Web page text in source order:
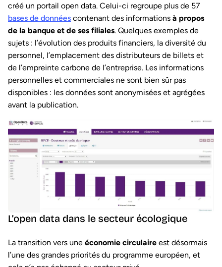
créé un portail open data. Celui-ci regroupe plus de 57
bases de données contenant des informations à propos
de la banque et de ses filiales. Quelques exemples de
sujets : l’évolution des produits financiers, la diversité du
personnel, l’emplacement des distributeurs de billets et
de l’empreinte carbone de l’entreprise. Les informations
personnelles et commerciales ne sont bien sûr pas
disponibles : les données sont anonymisées et agrégées
avant la publication.
L’open data dans le secteur écologique
La transition vers une économie circulaire est désormais
l’une des grandes priorités du programme européen, et